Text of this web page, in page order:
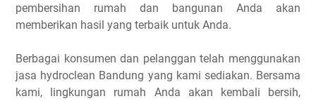
pembersihan rumah dan bangunan Anda akan
memberikan hasil yang terbaik untuk Anda.
Berbagai konsumen dan pelanggan telah menggunakan
jasa hydroclean Bandung yang kami sediakan. Bersama
kami, lingkungan rumah Anda akan kembali bersih,